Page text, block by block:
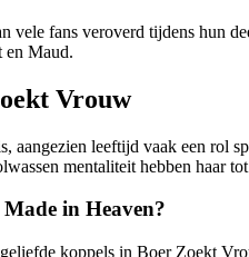
vele fans veroverd tijdens hun
en Maud.
Vrouw
aangezien leeftijd vaak een rol
mentaliteit hebben haar
in Heaven?
koppels in Boer Zoekt